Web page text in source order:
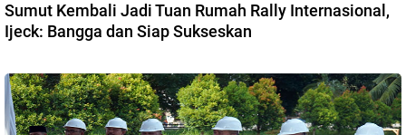
Sumut Kembali Jadi Tuan Rumah Rally Internasional,
Ijeck: Bangga dan Siap Sukseskan